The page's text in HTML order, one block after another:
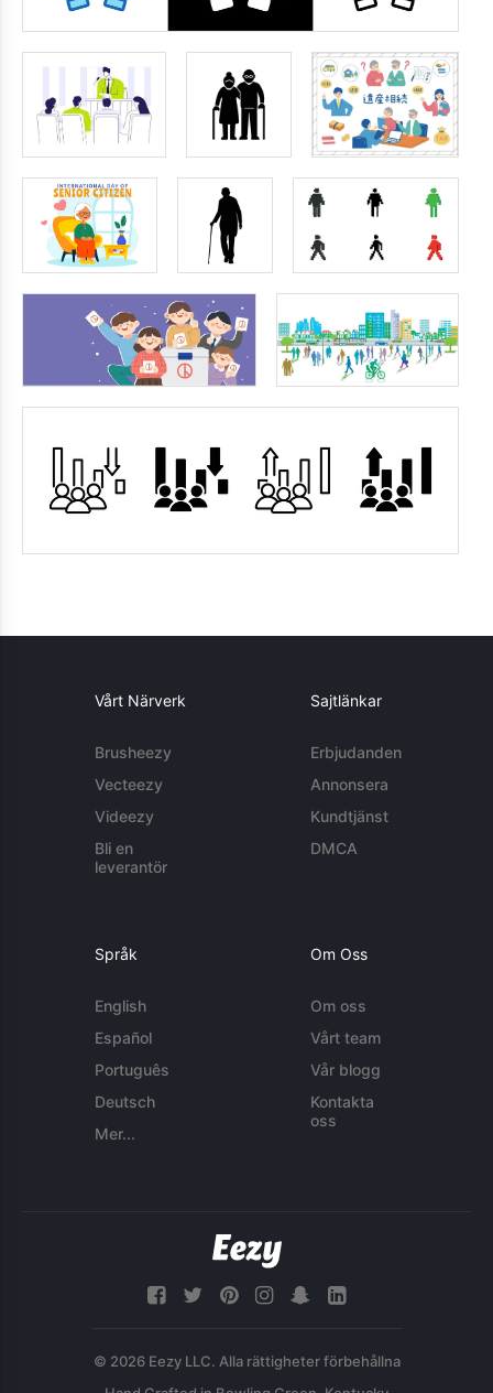
Vårt Närverk
Brusheezy
Vecteezy
Videezy
Bli en
leverantör
Sajtlänkar
Erbjudanden
Annonsera
Kundtjänst
DMCA
Språk
English
Español
Português
Deutsch
Mer...
Om Oss
Om oss
Vårt team
Vår blogg
Kontakta
oss
© 2026 Eezy LLC. Alla rättigheter förbehållna